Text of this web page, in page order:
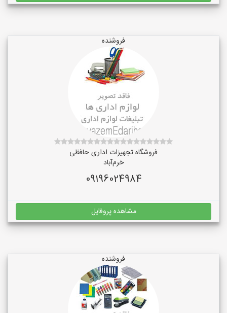
فروشنده
فروشگاه تجهیزات اداری حافظی
خرم‌آباد
09196024984
مشاهده پروفایل
فروشنده